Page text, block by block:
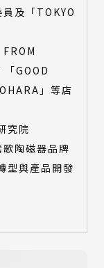
及「TOKYO
GOOD
」等店
究院
陶磁器品牌
型與產品開發